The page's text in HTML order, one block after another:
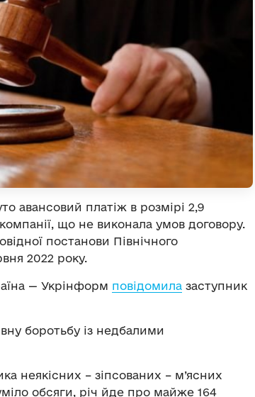
авансовий платіж в розмірі 2,9
компанії, що не виконала умов договору.
постанови Північного
2022 року.
— Укрінформ повідомила заступник
боротьбу із недбалими
неякісних – зіпсованих – м’ясних
обсяги, річ йде про майже 164